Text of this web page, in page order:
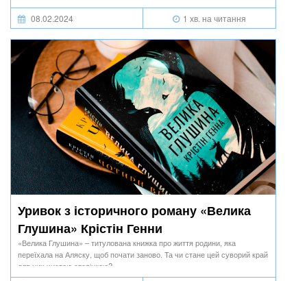
08.02.2024 1 хв. на читання
Уривок з історичного роману «Велика
Глушина» Крістін Генни
«Велика Глушина» – титулована книжка про життя родини, яка
переїхала на Аляску, щоб почати заново. Та чи стане цей суворий край
для них чистою сторінкою?